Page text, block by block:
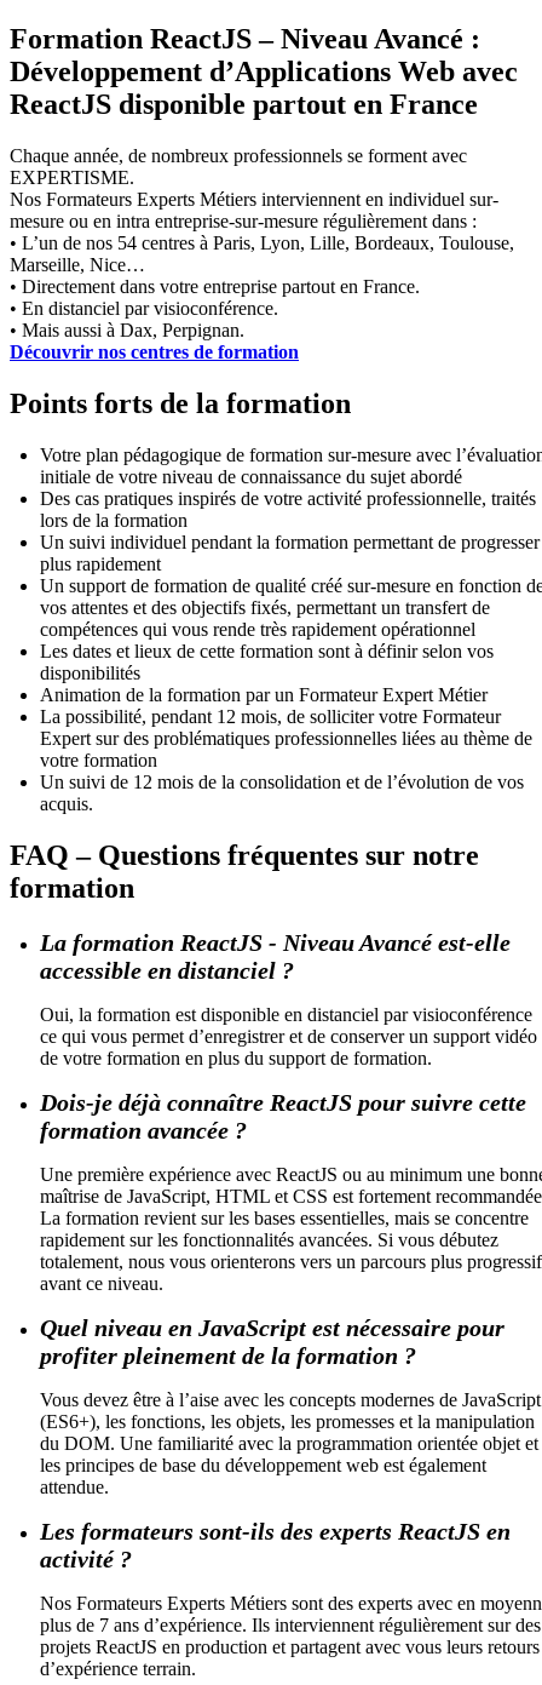
Formation ReactJS – Niveau Avancé :
Développement d’Applications Web avec
ReactJS disponible partout en France
Chaque année, de nombreux professionnels se forment avec
EXPERTISME.
Nos Formateurs Experts Métiers interviennent en individuel sur-
mesure ou en intra entreprise-sur-mesure régulièrement dans :
• L’un de nos 54 centres à Paris, Lyon, Lille, Bordeaux, Toulouse,
Marseille, Nice…
• Directement dans votre entreprise partout en France.
• En distanciel par visioconférence.
• Mais aussi à Dax, Perpignan.
Découvrir nos centres de formation
Points forts de la formation
Votre plan pédagogique de formation sur-mesure avec
initiale de votre niveau de connaissance du sujet abordé
Des cas pratiques inspirés de votre activité professionnelle, traités
lors de la formation
Un suivi individuel pendant la formation permettant de progresser
plus rapidement
Un support de formation de qualité créé sur-mesure en fonction
vos attentes et des objectifs fixés, permettant un transfert de
compétences qui vous rende très rapidement opérationnel
Les dates et lieux de cette formation sont à définir selon vos
disponibilités
Animation de la formation par un Formateur Expert Métier
La possibilité, pendant 12 mois, de solliciter votre Formateur
Expert sur des problématiques professionnelles liées au thème de
votre formation
Un suivi de 12 mois de la consolidation et de l’évolution de vos
acquis.
FAQ – Questions fréquentes sur notre
formation
La formation ReactJS - Niveau Avancé est-elle
accessible en distanciel ?
Oui, la formation est disponible en distanciel par visioconférence
ce qui vous permet d’enregistrer et de conserver un support vidéo
de votre formation en plus du support de formation.
Dois-je déjà connaître ReactJS pour suivre cette
formation avancée ?
Une première expérience avec ReactJS ou au minimum une
maîtrise de JavaScript, HTML et CSS est fortement
La formation revient sur les bases essentielles, mais se concentre
rapidement sur les fonctionnalités avancées. Si vous débutez
totalement, nous vous orienterons vers un parcours plus progressif
avant ce niveau.
Quel niveau en JavaScript est nécessaire pour
profiter pleinement de la formation ?
Vous devez être à l’aise avec les concepts modernes de JavaScript
(ES6+), les fonctions, les objets, les promesses et la manipulation
du DOM. Une familiarité avec la programmation orientée objet et
les principes de base du développement web est également
attendue.
Les formateurs sont-ils des experts ReactJS en
activité ?
Nos Formateurs Experts Métiers sont des experts avec en
plus de 7 ans d’expérience. Ils interviennent régulièrement sur des
projets ReactJS en production et partagent avec vous leurs retours
d’expérience terrain.